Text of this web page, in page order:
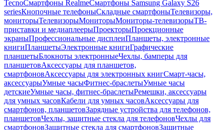
TecnoСмартфоны RealmeСмартфоны Samsung Galaxy S26
seriesКнопочные телефоныСкладные смартфоныТелевизоры,
мониторыТелевизорыМониторыМониторы-телевизорыТВ-
приставки и медиаплеерыПроекторыПроекционные
экраныПрофессиональные дисплеиПланшеты, электронные
книгиПланшетыЭлектронные книгиГрафические
планшетыБлокноты электронныеЧехлы, бамперы для
планшетовАксессуары для планшетов,
смартфоновАксессуары для электронных книгСмарт-часы,
аксессуарыУмные часыФитнес-браслетыУмные часы
детскиеУмные часы, фитнес-браслетыРемешки, аксессуары
для умных часовКабели для умных часовАксессуары для
смартфонов, планшетовЗарядные устройства для телефонов,
планшетовЧехлы, защитные стекла для телефоновЧехлы для
смартфоновЗащитные стекла для смартфоновЗащитные